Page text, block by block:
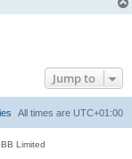
Jump to
All times are UTC+01:00
Limited